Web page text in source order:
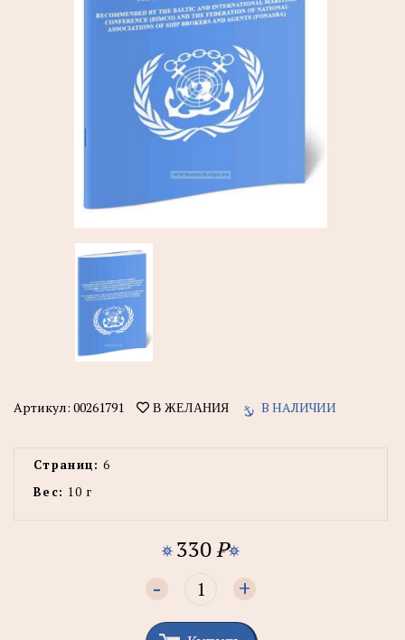
Артикул: 00261791 В ЖЕЛАНИЯ В НАЛИЧИИ
Страниц: 6
Вес: 10 г
330P
- +